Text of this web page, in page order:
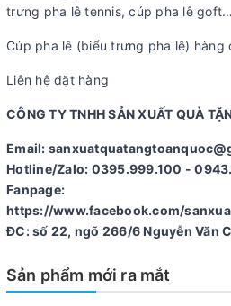
trưng pha lê tennis, cúp pha lê goft…
Cúp pha lê (biểu trưng pha lê) hàng
Liên hệ đặt hàng
CÔNG TY TNHH SẢN XUẤT QUÀ
Email:
Hotline/Zalo: 0395.999.100 -
Fanpage:
https://www.facebook.com/
ĐC: số 22, ngõ 266/6 Nguyễn Văn
Sản phẩm mới ra mắt